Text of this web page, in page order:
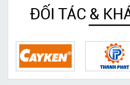
ĐỐI TÁC &